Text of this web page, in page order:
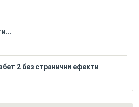
2 без странични ефекти